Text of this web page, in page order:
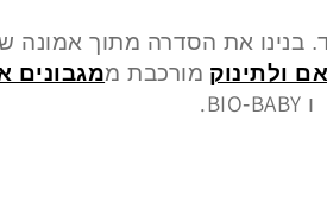
את הסדרה מתוך אמונה
מורכבת מ מגבונים
BIO